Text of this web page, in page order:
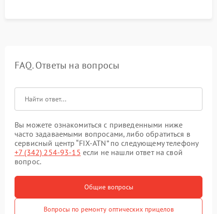
FAQ. Ответы на вопросы
Вы можете ознакомиться с приведенными ниже
часто задаваемыми вопросами, либо обратиться в
сервисный центр “FIX-ATN” по следующему телефону
+7 (342) 254-93-15 если не нашли ответ на свой
вопрос.
Общие вопросы
Вопросы по ремонту оптических прицелов